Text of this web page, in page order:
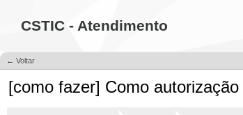
CSTIC - Atendimento
← Voltar
[como fazer] Como